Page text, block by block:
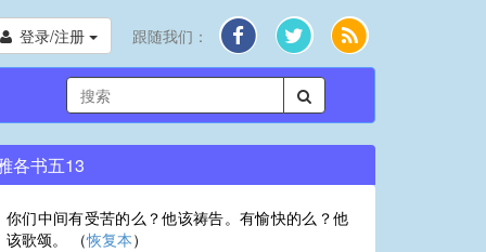
登录/注册 跟随我们：
各书五13
你们中间有受苦的么？他该祷告。有愉快的么？他
该歌颂。 （恢复本）